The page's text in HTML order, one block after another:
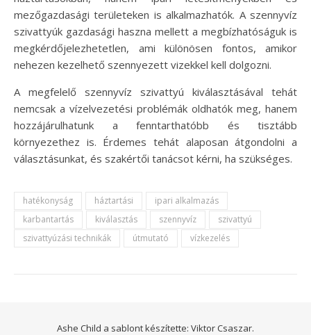
mezőgazdasági területeken is alkalmazhatók. A szennyvíz
szivattyúk gazdasági haszna mellett a megbízhatóságuk is
megkérdőjelezhetetlen, ami különösen fontos, amikor
nehezen kezelhető szennyezett vizekkel kell dolgozni.
A megfelelő szennyvíz szivattyú kiválasztásával tehát
nemcsak a vízelvezetési problémák oldhatók meg, hanem
hozzájárulhatunk a fenntarthatóbb és tisztább
környezethez is. Érdemes tehát alaposan átgondolni a
választásunkat, és szakértői tanácsot kérni, ha szükséges.
hatékonyság háztartási
ipari alkalmazás
karbantartás
kiválasztás szennyvíz
szivattyú
szivattyúzási technikák
útmutató vízkezelés
Ashe Child a sablont készítette: Viktor Csaszar.